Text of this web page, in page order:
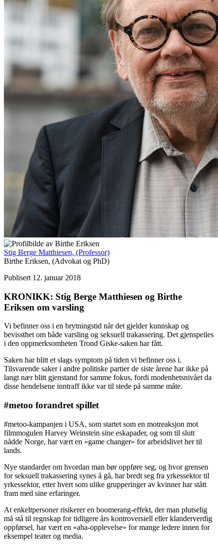
Stig Berge Matthiesen, (Professor)
Birthe Eriksen, (Advokat og PhD)
Publisert 12. januar 2018
KRONIKK: Stig Berge Matthiesen og Birthe
Eriksen om varsling
Vi befinner oss i en brytningstid når det gjelder kunnskap og
bevissthet om både varsling og seksuell trakassering. Det gjenspeiles
i den oppmerksomheten Trond Giske-saken har fått.
Saken har blitt et slags symptom på tiden vi befinner oss i.
Tilsvarende saker i andre politiske partier de siste årene har ikke på
langt nær blitt gjenstand for samme fokus, fordi modenhetsnivået da
disse hendelsene inntraff ikke var til stede på samme måte.
#metoo forandret spillet
#metoo-kampanjen i USA, som startet som en motreaksjon mot
filmmogulen Harvey Weinstein sine eskapader, og som til slutt
nådde Norge, har vært en «game changer» for arbeidslivet her til
lands.
Nye standarder om hvordan man bør oppføre seg, og hvor grensen
for seksuell trakassering synes å gå, har bredt seg fra yrkessektor til
yrkessektor, etter hvert som ulike grupperinger av kvinner har stått
fram med sine erfaringer.
At enkeltpersoner risikerer en boomerang-effekt, der man plutselig
må stå til regnskap for tidligere års kontroversiell eller klanderverdig
oppførsel, har vært en «aha-opplevelse» for mange ledere innen for
eksempel teater og media.